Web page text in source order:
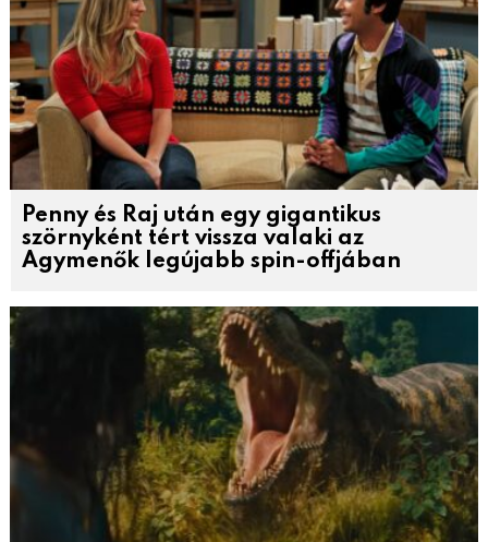
Penny és Raj után egy gigantikus
szörnyként tért vissza valaki az
Agymenők legújabb spin-offjában